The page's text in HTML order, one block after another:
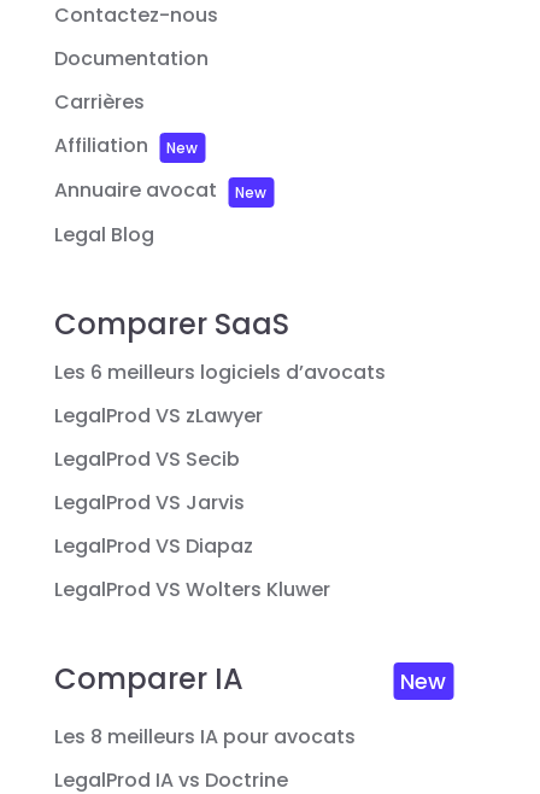
Contactez-nous
Documentation
Carrières
Affiliation
New
Annuaire avocat New
Legal Blog
Comparer SaaS
Les 6 meilleurs logiciels d’avocats
LegalProd VS zLawyer
LegalProd VS Secib
LegalProd VS Jarvis
LegalProd VS Diapaz
LegalProd VS Wolters Kluwer
Comparer IA New
Les 8 meilleurs IA pour avocats
LegalProd IA vs Doctrine